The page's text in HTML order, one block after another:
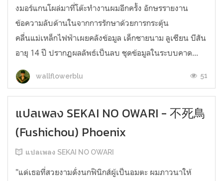
งมอร์แกนโผล่มาที่โต๊ะทำงานผมอีกครั้ง อักษรรายงาน
ข้อความลับด้านในจากการรักษาด้วยการกระตุ้น
คลื่นแม่เหล็กไฟฟ้าเผยคลังข้อมูล เด็กชายนาม ลูเซียน บีสัน
อายุ 14 ปี ปรากฏผลลัพธ์เป็นลบ ชุดข้อมูลในระบบคาด...
wallflowerblu 51
แปลเพลง SEKAI NO OWARI - 不死鳥
(Fushichou) Phoenix
แปลเพลง SEKAI NO OWARI
"แด่เธอที่สวยงามดั่งนกฟินิกส์ผู้เป็นอมตะ ผมภาวนาให้